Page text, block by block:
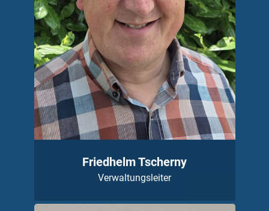
Friedhelm Tscherny
Verwaltungsleiter